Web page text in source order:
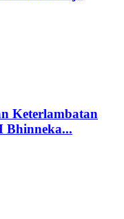
Keterlambatan
Bhinneka...